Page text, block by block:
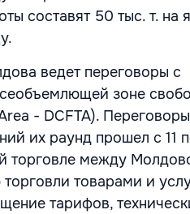
составят 50 тыс. т. на
ведет переговоры с
зоне
- DCFTA).
их раунд прошел с 11
торговле между
товарами и
тарифов,